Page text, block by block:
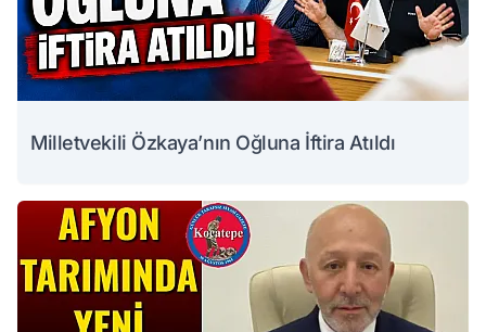
Milletvekili Özkaya’nın Oğluna İftira Atıldı